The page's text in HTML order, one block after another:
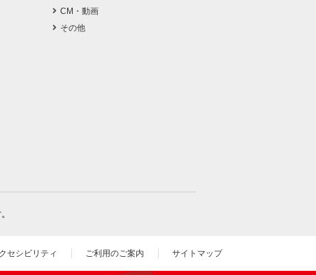
CM・動画
その他
セシビリティ ご利用のご案内 サイトマップ